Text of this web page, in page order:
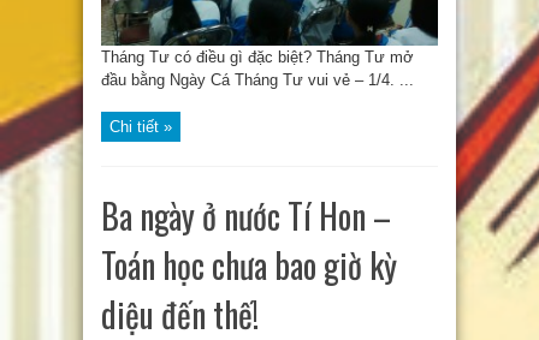
Tháng Tư có điều gì đặc biệt? Tháng Tư mở
đầu bằng Ngày Cá Tháng Tư vui vẻ – 1/4. ...
Chi tiết »
Ba ngày ở nước Tí Hon –
Toán học chưa bao giờ kỳ
diệu đến thế!